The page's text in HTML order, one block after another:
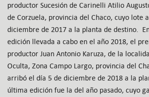
productor Sucesión de Carinelli Atilio
de Corzuela, provincia del Chaco, cuyo lote
diciembre de 2017 a la planta de destino.
edición llevada a cabo en el año 2018, el
productor Juan Antonio Karuza, de la
Oculta, Zona Campo Largo, provincia del
arribó el día 5 de diciembre de 2018 a la
última edición fue la del año pasado, cuyo